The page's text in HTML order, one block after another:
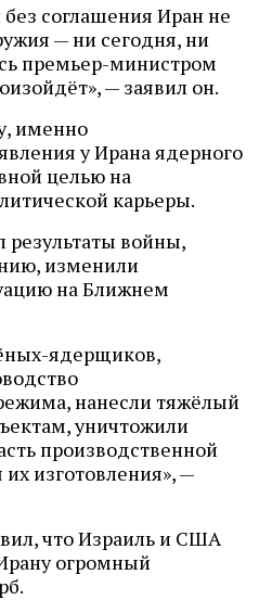
соглашения Иран не
— ни сегодня, ни
премьер-министром
— заявил он.
именно
у Ирана ядерного
целью на
карьеры.
войны,
изменили
на Ближнем
ядерщиков,
нанесли тяжёлый
уничтожили
производственной
изготовления», —
что Израиль и США
огромный